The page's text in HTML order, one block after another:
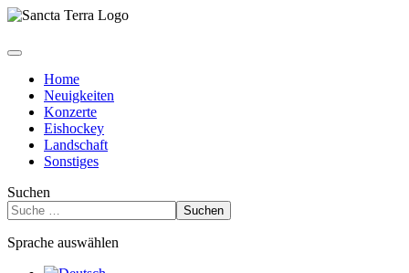
Home
Neuigkeiten
Konzerte
Eishockey
Landschaft
Sonstiges
Suchen
Suchen
Sprache auswählen